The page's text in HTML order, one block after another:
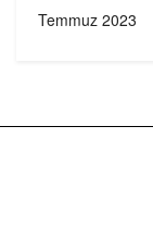
Temmuz 2023